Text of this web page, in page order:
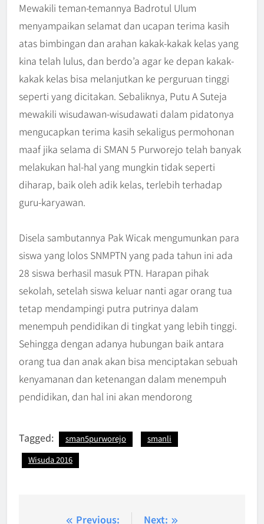
Mewakili teman-temannya Badrotul Ulum
menyampaikan selamat dan ucapan terima kasih
atas bimbingan dan arahan kakak-kakak kelas yang
kina telah lulus, dan berdo’a agar ke depan kakak-
kakak kelas bisa melanjutkan ke perguruan tinggi
seperti yang dicitakan. Sebaliknya, Putu A Suteja
mewakili wisudawan-wisudawati dalam pidatonya
mengucapkan terima kasih sekaligus permohonan
maaf jika selama di SMAN 5 Purworejo telah banyak
melakukan hal-hal yang mungkin tidak seperti
diharap, baik oleh adik kelas, terlebih terhadap
guru-karyawan.
Disela sambutannya Pak Wicak mengumunkan para
siswa yang lolos SNMPTN yang pada tahun ini ada
28 siswa berhasil masuk PTN. Harapan pihak
sekolah, setelah siswa keluar nanti agar orang tua
tetap mendampingi putra putrinya dalam
menempuh pendidikan di tingkat yang lebih tinggi.
Sehingga dengan adanya hubungan baik antara
orang tua dan anak akan bisa menciptakan sebuah
kenyamanan dan ketenangan dalam menempuh
pendidikan, dan hal ini akan mendorong
Tagged: sman5purworejo
smanli
Wisuda 2016
Previous: Next: